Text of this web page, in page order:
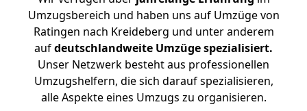
Umzugsbereich und haben uns auf Umzüge von
Ratingen nach Kreideberg und unter anderem
aufdeutschlandweite Umzüge spezialisiert.
Unser Netzwerk besteht aus professionellen
Umzugshelfern, die sich darauf spezialisieren,
alle Aspekte eines Umzugs zu organisieren.